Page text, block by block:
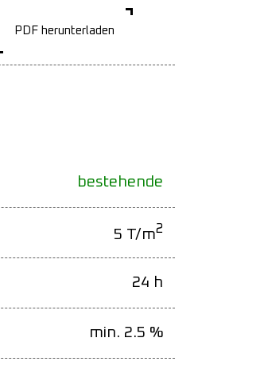
PDF herunterladen
bestehende
5 T/m2
24 h
min. 2.5 %